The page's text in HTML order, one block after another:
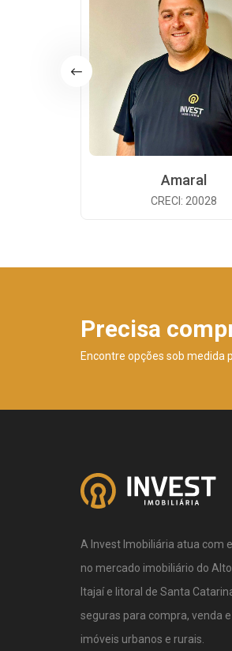
Amaral
CRECI: 20028
Precisa
Encontre opções sob medida
A Invest Imobiliária atua com
no mercado imobiliário do
Itajaí e litoral de Santa
seguras para compra, venda
imóveis urbanos e rurais.